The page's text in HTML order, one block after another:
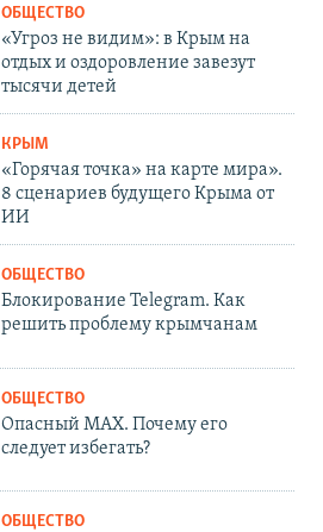
ОБЩЕСТВО
«Угроз не видим»: в Крым на
отдых и оздоровление завезут
тысячи детей
КРЫМ
«Горячая точка» на карте мира».
8 сценариев будущего Крыма от
ИИ
ОБЩЕСТВО
Блокирование Telegram. Как
решить проблему крымчанам
ОБЩЕСТВО
Опасный MAX. Почему его
следует избегать?
ОБЩЕСТВО